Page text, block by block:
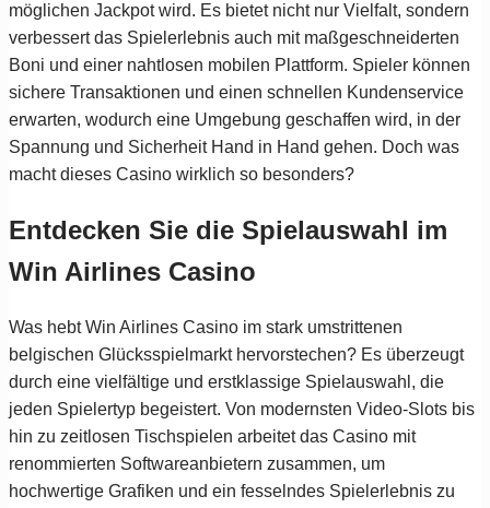
möglichen Jackpot wird. Es bietet nicht nur Vielfalt, sondern
verbessert das Spielerlebnis auch mit maßgeschneiderten
Boni und einer nahtlosen mobilen Plattform. Spieler können
sichere Transaktionen und einen schnellen Kundenservice
erwarten, wodurch eine Umgebung geschaffen wird, in der
Spannung und Sicherheit Hand in Hand gehen. Doch was
macht dieses Casino wirklich so besonders?
Entdecken Sie die Spielauswahl im
Win Airlines Casino
Was hebt Win Airlines Casino im stark umstrittenen
belgischen Glücksspielmarkt hervorstechen? Es überzeugt
durch eine vielfältige und erstklassige Spielauswahl, die
jeden Spielertyp begeistert. Von modernsten Video-Slots bis
hin zu zeitlosen Tischspielen arbeitet das Casino mit
renommierten Softwareanbietern zusammen, um
hochwertige Grafiken und ein fesselndes Spielerlebnis zu